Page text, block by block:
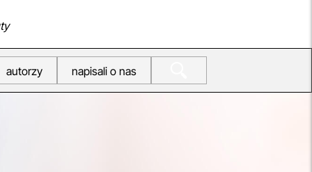
by
—
ciągu zaledwie24 godzinod
momentu złożenia.
przeczytaj więcej
autorzy napisali o nas